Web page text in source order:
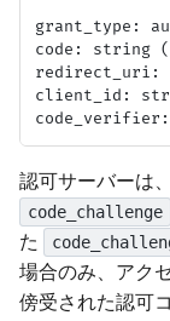
grant_type:
code: string
redirect_uri:
client_id:
認可サーバーは
code_challenge
た
場合のみ、アク
傍受された認可